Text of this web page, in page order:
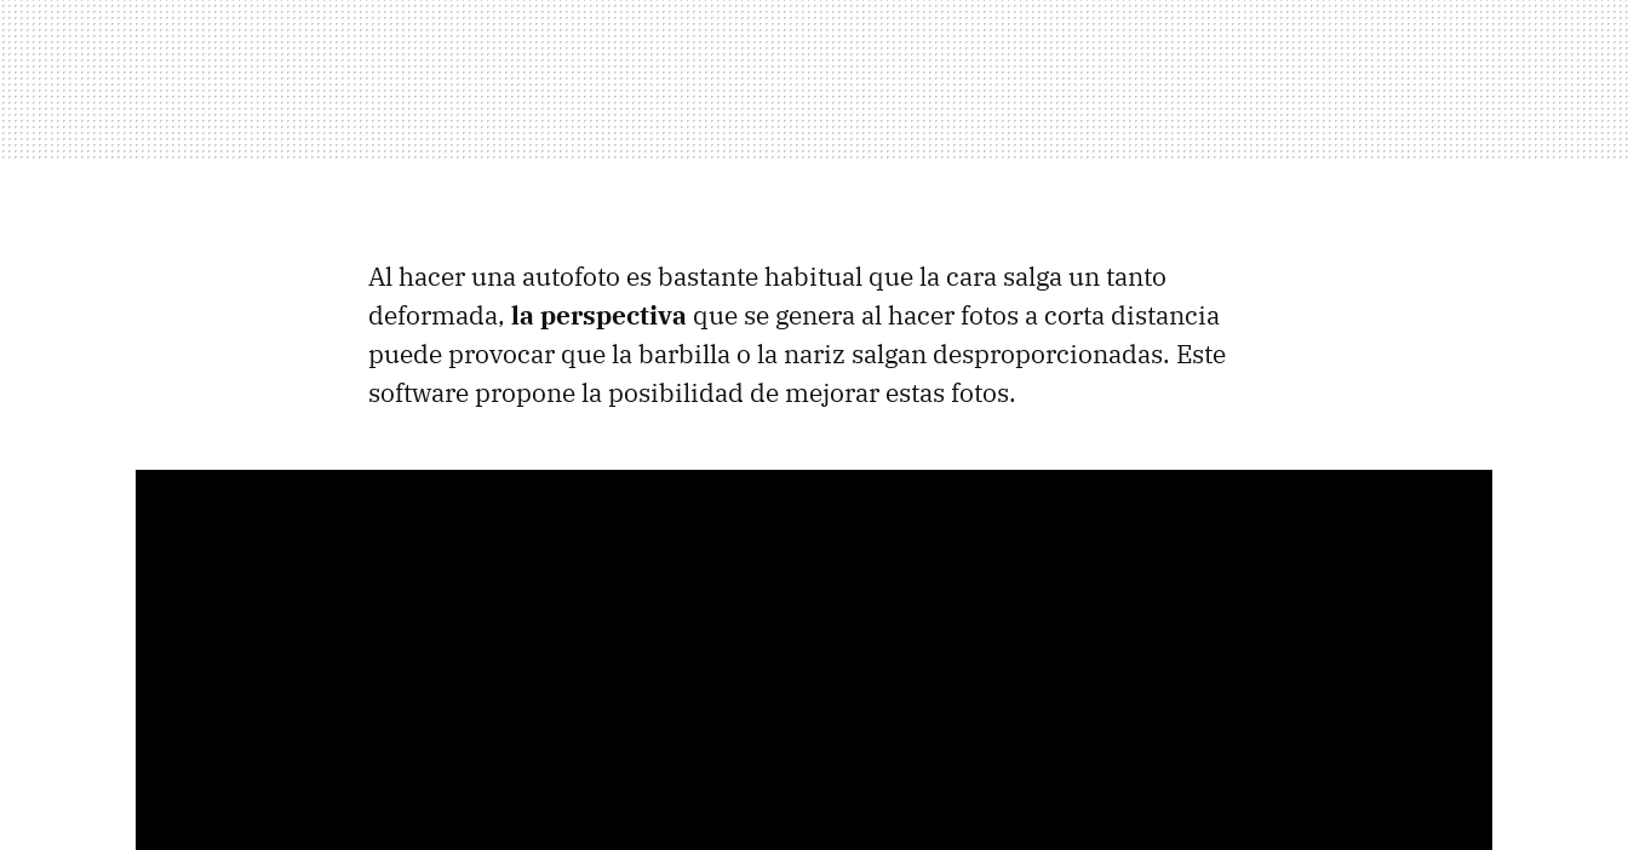
Al hacer una autofoto es bastante habitual que la cara salga un tanto
deformada, la perspectiva que se genera al hacer fotos a corta distancia
puede provocar que la barbilla o la nariz salgan desproporcionadas. Este
software propone la posibilidad de mejorar estas fotos.